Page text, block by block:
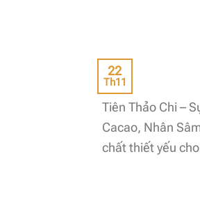
22
Th11
Tiên Thảo Chi –
Cacao, Nhân
chất thiết yếu